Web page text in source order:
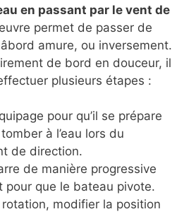
en passant par le vent de
permet de passer de
amure, ou inversement.
de bord en douceur, il
plusieurs étapes :
pour qu’il se prépare
à l’eau lors du
de direction.
de manière progressive
pour que le bateau pivote.
modifier la position